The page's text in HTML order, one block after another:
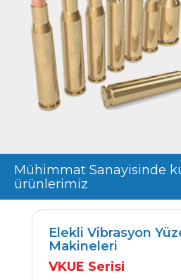
Mühimmat Sanayisinde
ürünlerimiz
Elekli Vibrasyon
Makineleri
VKUE Serisi